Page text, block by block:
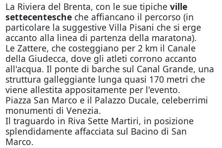
La Riviera del Brenta, con le sue tipiche ville
settecentescheche affiancano il percorso (in
particolare la suggestive Villa Pisani che si erge
accanto alla linea di partenza della maratona).
Le Zattere, che costeggiano per 2 km il Canale
della Giudecca, dove gli atleti corrono accanto
all'acqua. Il ponte di barche sul Canal Grande, una
struttura galleggiante lunga quasi 170 metri che
viene allestita appositamente per l'evento.
Piazza San Marco e il Palazzo Ducale, celeberrimi
monumenti di Venezia.
Il traguardo in Riva Sette Martiri, in posizione
splendidamente affacciata sul Bacino di San
Marco.